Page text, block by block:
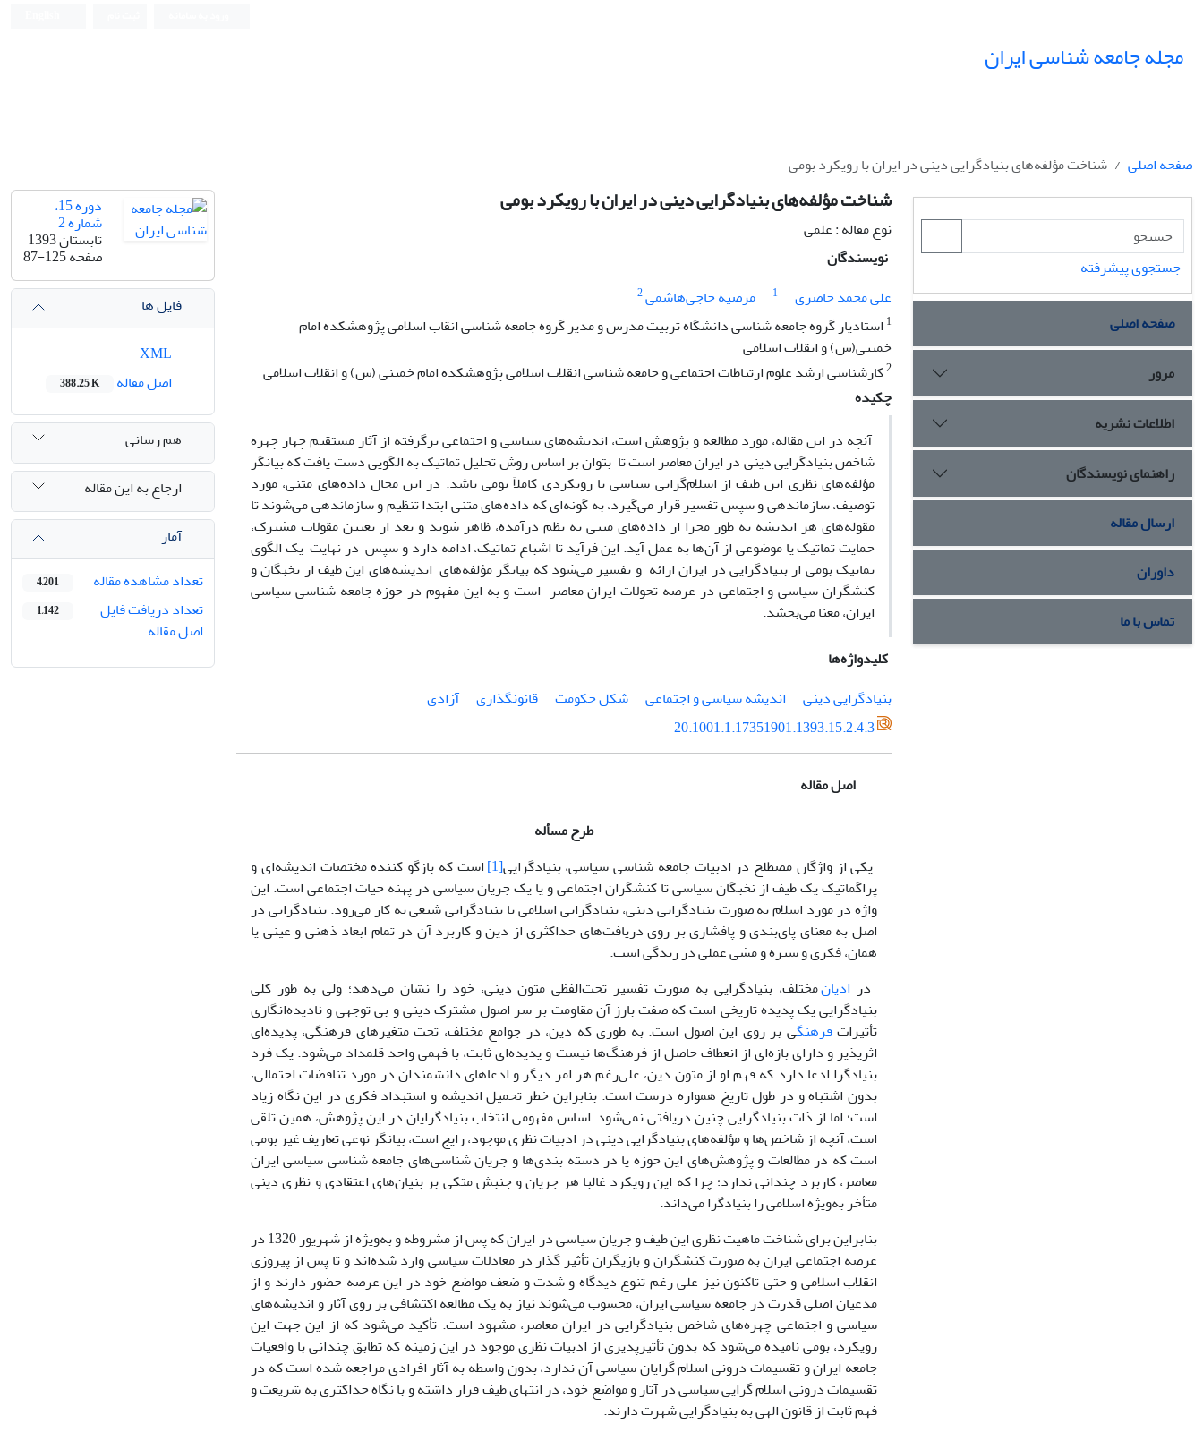
مجله جامعه شناسی ایران
صفحه اصلی شناخت مؤلفه‌های بنیادگرایی دینی در ایران با رویکرد بومی
شناخت مؤلفه‌های بنیادگرایی دینی در ایران با رویکرد بومی
نوع مقاله : علمی
نویسندگان
علی محمد حاضری
1 مرضیه حاجی‌هاشمی2
1 استادیار گروه جامعه شناسی دانشگاه تربیت مدرس و مدیر گروه جامعه شناسی انقاب اسلامی پژوهشکده امام
خمینی(س) و انقلاب اسلامی
2کارشناسی ارشد علوم ارتباطات اجتماعی و جامعه شناسی انقلاب اسلامی پژوهشکده امام خمینی (س) و انقلاب اسلامی
چکیده
آنچه در این مقاله، مورد مطالعه و پژوهش است، اندیشه‌های سیاسی و اجتماعی برگرفته از آثار مستقیم چهار چهره
شاخص بنیادگرایی دینی در ایران معاصر است تا بتوان بر اساس روش تحلیل تماتیک به الگویی دست یافت که بیانگر
مؤلفه‌های نظری این طیف از اسلام‌گرایی سیاسی با رویکردی کاملاَ بومی باشد. در این مجال داده‌های متنی، مورد
توصیف، سازماندهی و سپس تفسیر قرار می‌گیرد، به گونه‌ای که داده‌های متنی ابتدا تنظیم و سازماندهی می‌شوند تا
مقوله‌های هر اندیشه به طور مجزا از داده‌های متنی به نظم درآمده، ظاهر شوند و بعد از تعیین مقولات مشترک،
حمایت تماتیک یا موضوعی از آن‌ها به عمل آید. این فرآید تا اشباع تماتیک، ادامه دارد و سپس در نهایت یک الگوی
تماتیک بومی از بنیادگرایی در ایران ارائه و تفسیر می‌شود که بیانگر مؤلفه‌های اندیشه‌های این طیف از نخبگان و
کنشگران سیاسی و اجتماعی در عرصه تحولات ایران معاصر است و به این مفهوم در حوزه جامعه شناسی سیاسی
ایران، معنا می‌بخشد.
کلیدواژه‌ها
بنیادگرایی دینی
اندیشه سیاسی و اجتماعی شکل حکومت قانونگذاری
آزادی
20.1001.1.17351901.1393.15.2.4.3
اصل مقاله
طرح مسأله
یکی از واژگان مصطلح در ادبیات جامعه شناسی سیاسی، بنیادگرایی[1] است که بازگو کننده مختصات اندیشه‌ای و
پراگماتیک یک طیف از نخبگان سیاسی تا کنشگران اجتماعی و یا یک جریان سیاسی در پهنه حیات اجتماعی است. این
واژه در مورد اسلام به صورت بنیادگرایی دینی، بنیادگرایی اسلامی یا بنیادگرایی شیعی به کار می‌رود. بنیادگرایی در
اصل به معنای پای‌بندی و پافشاری بر روی دریافت‌های حداکثری از دین و کاربرد آن در تمام ابعاد ذهنی و عینی یا
همان، فکری و سیره و مشی عملی در زندگی است.
در ادیانمختلف، بنیادگرایی به صورت تفسیر تحت‌الفظی متون دینی، خود را نشان می‌دهد؛ ولی به طور کلی
بنیادگرایی یک پدیده تاریخی است که صفت بارز آن مقاومت بر سر اصول مشترک دینی و بی توجهی و نادیده‌انگاری
تأثیراتفرهنگی بر روی این اصول است. به طوری که دین، در جوامع مختلف، تحت متغیرهای فرهنگی، پدیده‌ای
اثرپذیر و دارای بازه‌ای از انعطاف حاصل از فرهنگ‌ها نیست و پدیده‌ای ثابت، با فهمی واحد قلمداد می‌شود. یک فرد
بنیادگرا ادعا دارد که فهم او از متون دین، علی‌رغم هر امر دیگر و ادعاهای دانشمندان در مورد تناقضات احتمالی،
بدون اشتباه و در طول تاریخ همواره درست ‌است. بنابراین خطر تحمیل اندیشه و استبداد فکری در این نگاه زیاد
است؛ اما از ذات بنیادگرایی چنین دریافتی نمی‌شود. اساس مفهومی انتخاب بنیادگرایان در این پژوهش، همین تلقی
است، آنچه از شاخص‌ها و مؤلفه‌های بنیادگرایی دینی در ادبیات نظری موجود، رایج است، بیانگر نوعی تعاریف غیر بومی
است که در مطالعات و پژوهش‌های این حوزه یا در دسته بندی‌ها و جریان شناسی‌های جامعه شناسی سیاسی ایران
معاصر، کاربرد چندانی ندارد؛ چرا که این رویکرد غالبا هر جریان و جنبش متکی بر بنیان‌های اعتقادی و نظری دینی
متأخر به‌ویژه اسلامی را بنیادگرا می‌داند.
بنابراین برای شناخت ماهیت نظری این طیف و جریان سیاسی در ایران که پس از مشروطه و به‌ویژه از شهریور 1320 در
عرصه اجتماعی ایران به صورت کنشگران و بازیگران تأثیر گذار در معادلات سیاسی وارد شده‌اند و تا پس از پیروزی
انقلاب اسلامی و حتی تاکنون نیز علی رغم تنوع دیدگاه و شدت و ضعف مواضع خود در این عرصه حضور دارند و از
مدعیان اصلی قدرت در جامعه سیاسی ایران، محسوب می‌شوند نیاز به یک مطالعه اکتشافی بر روی آثار و اندیشه‌های
سیاسی و اجتماعی چهره‌های شاخص بنیادگرایی در ایران معاصر، مشهود است. تأکید می‌شود که از این جهت این
رویکرد، بومی نامیده می‌شود که بدون تأثیرپذیری از ادبیات نظری موجود در این زمینه که تطابق چندانی با واقعیات
جامعه ایران و تقسیمات درونی اسلام گرایان سیاسی آن ندارد، بدون واسطه به آثار افرادی مراجعه شده است که در
تقسیمات درونی اسلام گرایی سیاسی در آثار و مواضع خود، در انتهای طیف قرار داشته و با نگاه حداکثری به شریعت و
فهم ثابت از قانون الهی به بنیادگرایی شهرت دارند.
دوره 15،
شماره 2
تابستان 1393
صفحه87-125
فایل ها
اصل مقاله
388.25 K
هم رسانی
ارجاع به این مقاله
آمار
تعداد مشاهده مقاله
4,201
تعداد دریافت فایل
اصل مقاله
1,142
جستجوی پیشرفته
صفحه اصلی
مرور
اطلاعات نشریه
راهنمای نویسندگان
ارسال مقاله
داوران
تماس با ما